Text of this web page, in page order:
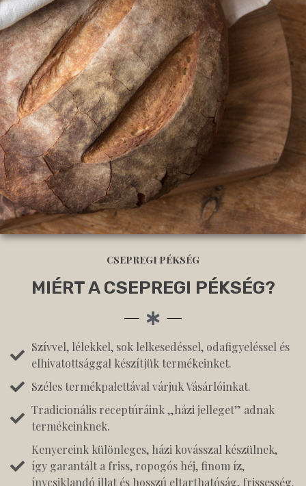
CSEPREGI PÉKSÉG
MIÉRT A CSEPREGI PÉKSÉG?
Szívvel, lélekkel, sok lelkesedéssel, odafigyeléssel és
elhivatottsággal készítjük termékeinket.
Széles termékpalettával várjuk Vásárlóinkat.
Tradicionális receptúráink „házi jelleget” adnak
termékeinknek.
Kenyereink különleges, házi kovásszal készülnek,
így garantált a friss, ropogós héj, finom íz,
ínycsiklandó illat és hosszú eltarthatóság, frissesség.